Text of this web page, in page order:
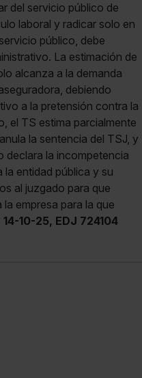
del servicio público de
laboral y radicar solo en
público, debe
La estimación de
alcanza a la demanda
debiendo
a la pretensión contra la
el TS estima parcialmente
la sentencia del TSJ, y
declara la incompetencia
entidad pública y su
al juzgado para que
empresa para la que
14-10-25, EDJ 724104